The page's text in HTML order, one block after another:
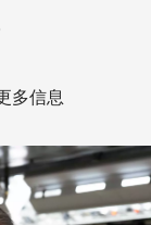
多信息